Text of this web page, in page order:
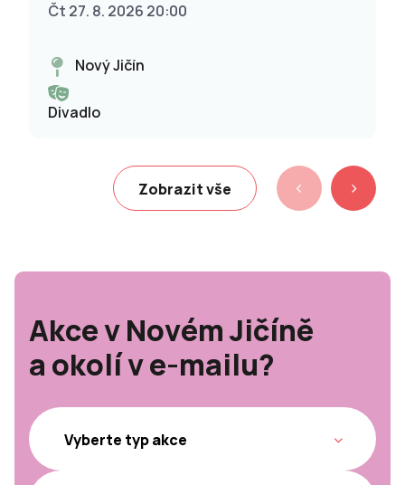
Čt 27. 8. 2026 20:00
Nový Jičín
Divadlo
Zobrazit vše
Akce v Novém Jičíně
a okolí v e-mailu?